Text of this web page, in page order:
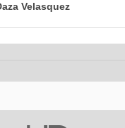
Velasquez